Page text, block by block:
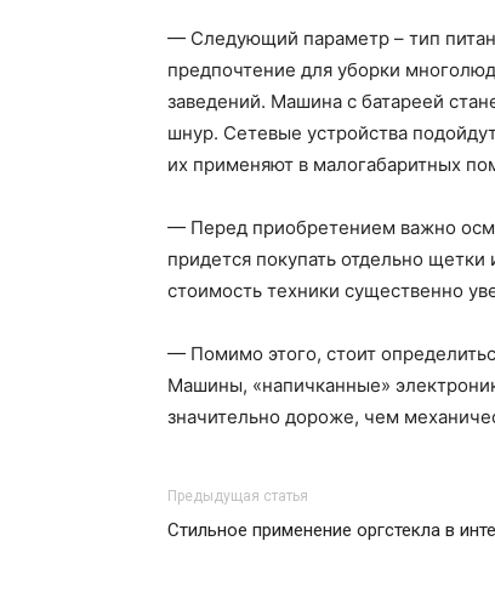
— Следующий параметр – тип
предпочтение для уборки
заведений. Машина с батареей
шнур. Сетевые устройства
их применяют в малогабаритных
— Перед приобретением важно
придется покупать отдельно щетки
стоимость техники существенно
— Помимо этого, стоит
Машины, «напичканные»
значительно дороже, чем
Предыдущая статья
Стильное применение оргстекла в